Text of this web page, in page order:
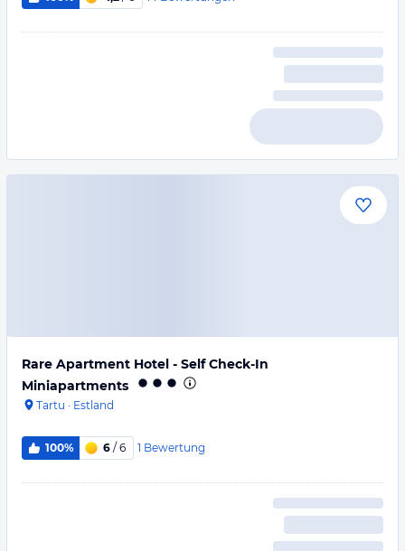
Rare Apartment Hotel - Self Check-In
Miniapartments
Tartu · Estland
100% 6 / 6 1 Bewertung